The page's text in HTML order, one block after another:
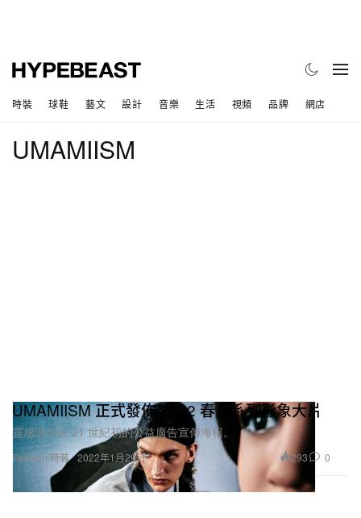
時裝 球鞋 藝文 設計 音樂 生活 視頻 品牌 網店
UMAMIISM
Fashion 時裝
UMAMIISM 正式發佈 2022 春夏系列形象大片
靈感源自於 21 世紀初的公益廣告宣傳海報。
2022年1月29日 293 0